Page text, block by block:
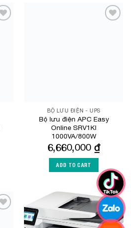
BỘ LƯU ĐIỆN - UPS
Bộ lưu điện APC Easy
Online SRV1KI
1000VA/800W
6,660,000 ₫
ADD TO CART
Add to
Wishlist